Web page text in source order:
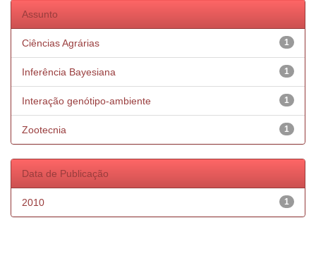
Assunto
1
Ciências Agrárias
1
Inferência Bayesiana
1
Interação genótipo-ambiente
1
Zootecnia
Data de Publicação
1
2010